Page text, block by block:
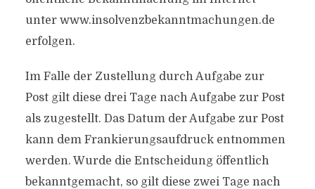
unter www.insolvenzbekanntmachungen.de
erfolgen.
Im Falle der Zustellung durch Aufgabe zur
Post gilt diese drei Tage nach Aufgabe zur Post
als zugestellt. Das Datum der Aufgabe zur Post
kann dem Frankierungsaufdruck entnommen
werden. Wurde die Entscheidung öffentlich
bekanntgemacht, so gilt diese zwei Tage nach